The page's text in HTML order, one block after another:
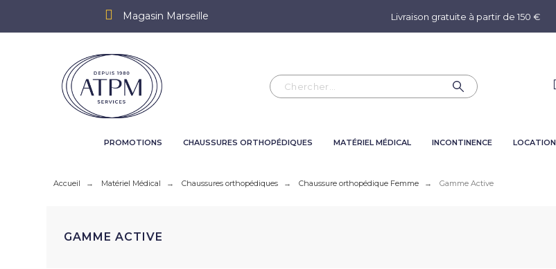
Magasin Marseille Livraison gratuite à partir de 150 €
PROMOTIONS CHAUSSURES ORTHOPÉDIQUES MATÉRIEL MÉDICAL INCONTINENCE LOCATION
Accueil Matériel Médical Chaussures orthopédiques Chaussure orthopédique Femme Gamme Active
GAMME ACTIVE